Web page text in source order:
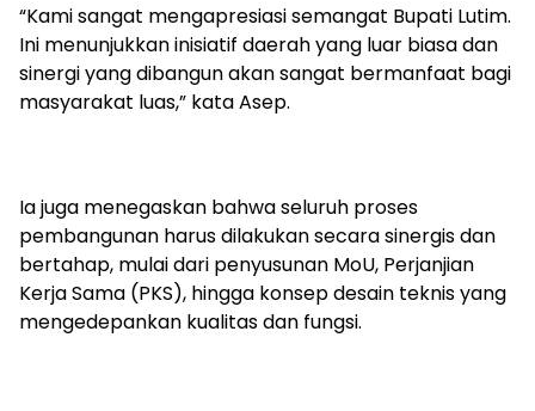
“Kami sangat mengapresiasi semangat Bupati Lutim.
Ini menunjukkan inisiatif daerah yang luar biasa dan
sinergi yang dibangun akan sangat bermanfaat bagi
masyarakat luas,” kata Asep.
Ia juga menegaskan bahwa seluruh proses
pembangunan harus dilakukan secara sinergis dan
bertahap, mulai dari penyusunan MoU, Perjanjian
Kerja Sama (PKS), hingga konsep desain teknis yang
mengedepankan kualitas dan fungsi.